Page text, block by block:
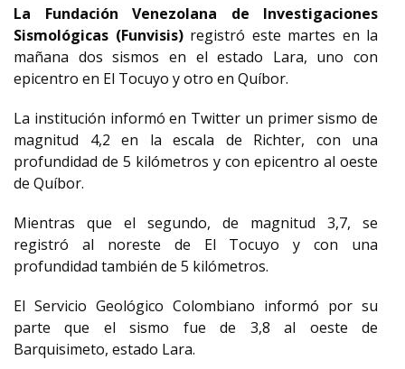
La Fundación Venezolana de Investigaciones
Sismológicas (Funvisis)registró este martes en la
mañana dos sismos en el estado Lara, uno con
epicentro en El Tocuyo y otro en Quíbor.
La institución informó en Twitter un primer sismo de
magnitud 4,2 en la escala de Richter, con una
profundidad de 5 kilómetros y con epicentro al oeste
de Quíbor.
Mientras que el segundo, de magnitud 3,7, se
registró al noreste de El Tocuyo y con una
profundidad también de 5 kilómetros.
El Servicio Geológico Colombiano informó por su
parte que el sismo fue de 3,8 al oeste de
Barquisimeto, estado Lara.